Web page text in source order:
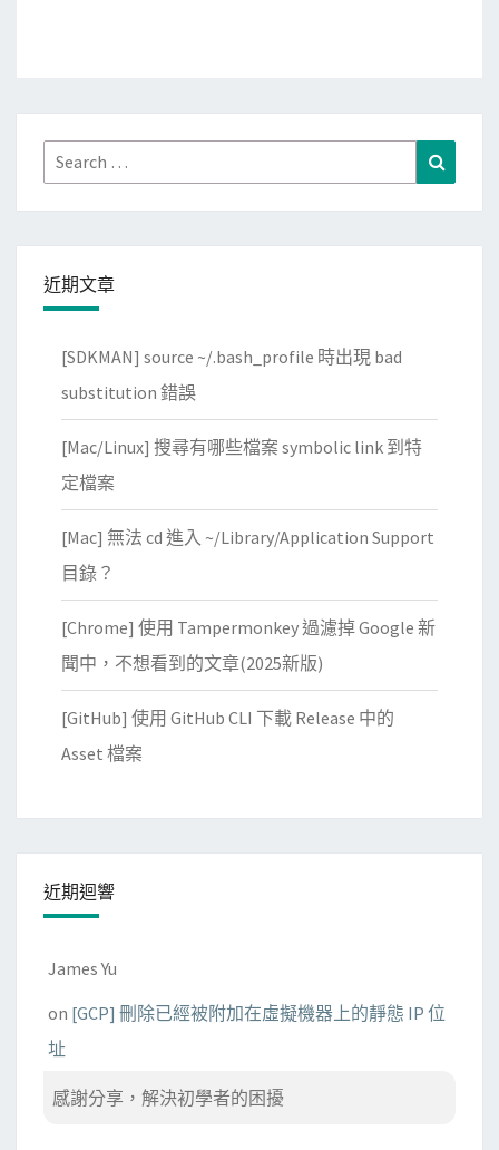
Search
for:
近期文章
[SDKMAN] source ~/.bash_profile 時出現 bad
substitution 錯誤
[Mac/Linux] 搜尋有哪些檔案 symbolic link 到特
定檔案
[Mac] 無法 cd 進入 ~/Library/Application Support
目錄？
[Chrome] 使用 Tampermonkey 過濾掉 Google 新
聞中，不想看到的文章(2025新版)
[GitHub] 使用 GitHub CLI 下載 Release 中的
Asset 檔案
近期迴響
James Yu
on [GCP] 刪除已經被附加在虛擬機器上的靜態 IP 位
址
感謝分享，解決初學者的困擾